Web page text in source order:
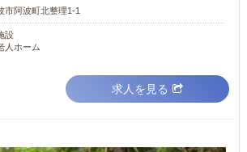
市阿波町北整理1-1
設
人ホーム
求人を見る